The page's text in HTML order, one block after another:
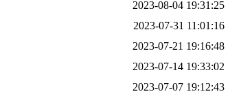
2023-08-04 19:31:25
2023-07-31 11:01:16
2023-07-21 19:16:48
2023-07-14 19:33:02
2023-07-07 19:12:43